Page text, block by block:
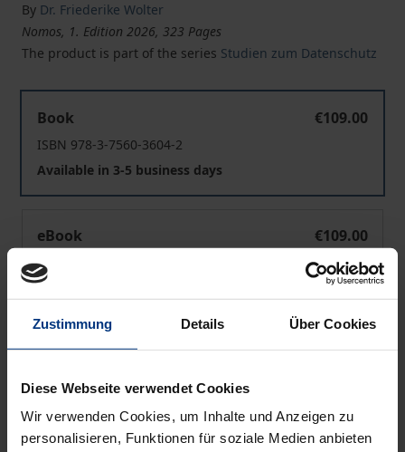
Zustimmung Details Über Cookies
Diese Webseite verwendet Cookies
Wir verwenden Cookies, um Inhalte und Anzeigen zu
personalisieren, Funktionen für soziale Medien anbieten
By Dr. Friederike Wolter
Nomos, 1. Edition 2026, 323 Pages
The product is part of the series Studien zum Datenschutz
Book
€109.00
ISBN 978-3-7560-3604-2
Available in 3-5 business days
eBook
€109.00
ISBN 978-3-7489-6759-0
Available
Prices include VAT. Depending on the delivery address, VAT
Add to Cart